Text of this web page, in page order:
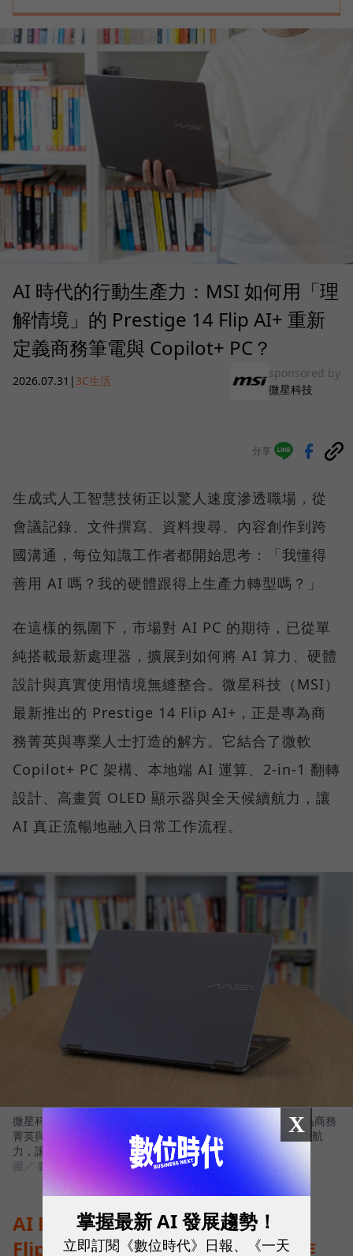
AI 時代的行動生產力：MSI 如何用「理
解情境」的 Prestige 14 Flip AI+ 重新
定義商務筆電與 Copilot+ PC？
2026.07.31 | 3C生活
sponsored by
微星科技
分享
生成式人工智慧技術正以驚人速度滲透職場，從
會議記錄、文件撰寫、資料搜尋、內容創作到跨
國溝通，每位知識工作者都開始思考：「我懂得
善用 AI 嗎？我的硬體跟得上生產力轉型嗎？」
在這樣的氛圍下，市場對 AI PC 的期待，已從單
純搭載最新處理器，擴展到如何將 AI 算力、硬體
設計與真實使用情境無縫整合。微星科技（MSI）
最新推出的 Prestige 14 Flip AI+，正是專為商
務菁英與專業人士打造的解方。它結合了微軟
Copilot+ PC 架構、本地端 AI 運算、2-in-1 翻轉
設計、高畫質 OLED 顯示器與全天候續航力，讓
AI 真正流暢地融入日常工作流程。
微星科技（MSI）最新推出的 Prestige 14 Flip AI+，正是專為商務
菁英與專業人士打造的解方，高畫質 OLED 顯示器與全天候續航
力，讓 AI 真正流暢地融入日常工作流程。
圖／ 數位時代
AI PC 時代來臨：MSI Prestige 14
Flip AI+ 如何用地端AI算力重塑工作
X
掌握最新 AI 發展趨勢！
立即訂閱《數位時代》日報、《一天